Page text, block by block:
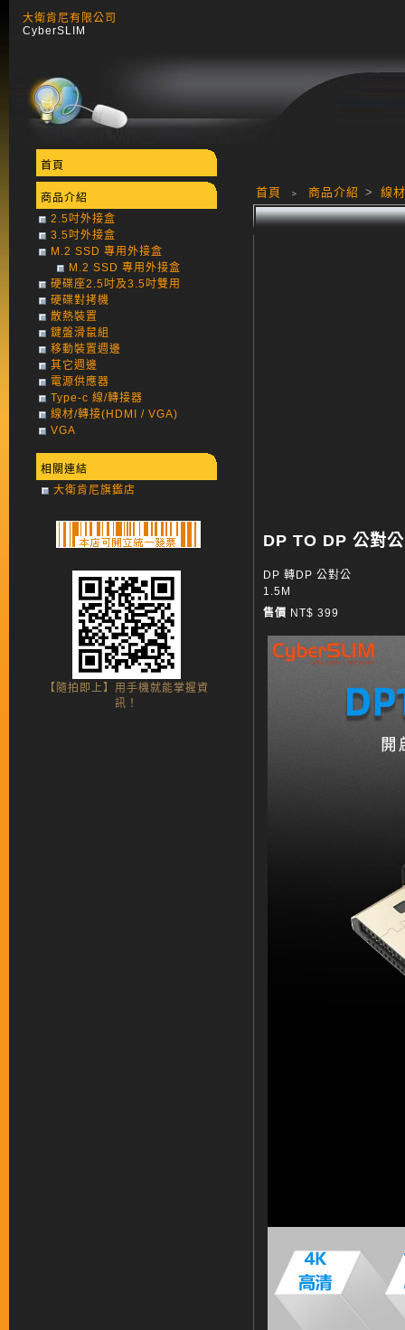
大衛肯尼有限公司
CyberSLIM
首頁 ﹥ 商品介紹 > 線
DP TO DP 公對
DP 轉DP 公對公
1.5M
售價 NT$ 399
首頁
商品介紹
2.5吋外接盒
3.5吋外接盒
M.2 SSD 專用外接盒
M.2 SSD 專用外接盒
硬碟座2.5吋及3.5吋雙用
硬碟對拷機
散熱裝置
鍵盤滑鼠組
移動裝置週邊
其它週邊
電源供應器
Type-c 線/轉接器
線材/轉接(HDMI / VGA)
VGA
相關連結
大衛肯尼旗鑑店
【隨拍即上】用手機就能掌握資
訊！